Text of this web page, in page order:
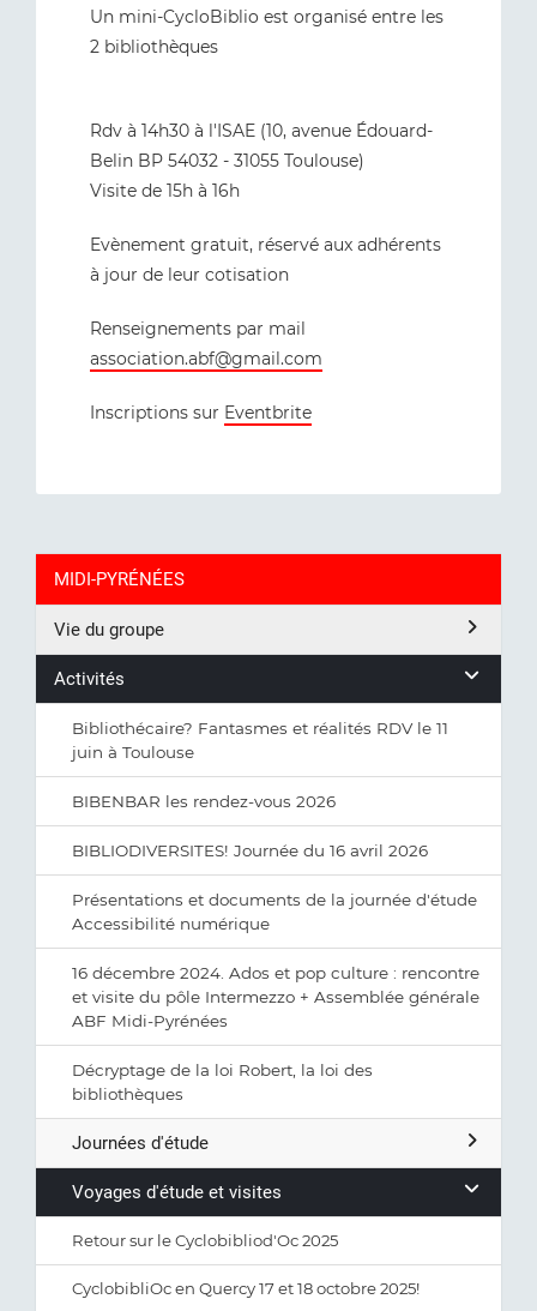
Un mini-CycloBiblio est organisé entre les
2 bibliothèques
Rdv à 14h30 à l'ISAE (10, avenue Édouard-
Belin BP 54032 - 31055 Toulouse)
Visite de 15h à 16h
Evènement gratuit, réservé aux adhérents
à jour de leur cotisation
Renseignements par mail
association.abf@gmail.com
Inscriptions sur Eventbrite
MIDI-PYRÉNÉES
Vie du groupe
Activités
Bibliothécaire? Fantasmes et réalités RDV le 11
juin à Toulouse
BIBENBAR les rendez-vous 2026
BIBLIODIVERSITES! Journée du 16 avril 2026
Présentations et documents de la journée d'étude
Accessibilité numérique
16 décembre 2024. Ados et pop culture : rencontre
et visite du pôle Intermezzo + Assemblée générale
ABF Midi-Pyrénées
Décryptage de la loi Robert, la loi des
bibliothèques
Journées d'étude
Voyages d'étude et visites
Retour sur le Cyclobibliod'Oc 2025
CyclobibliOc en Quercy 17 et 18 octobre 2025!